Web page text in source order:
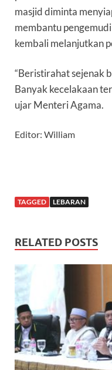
masjid diminta
membantu
kembali melanjutkan
“Beristirahat sejenak
Banyak kecelakaan
ujar Menteri Agama.
Editor: William
TAGGED LEBARAN
RELATED POSTS